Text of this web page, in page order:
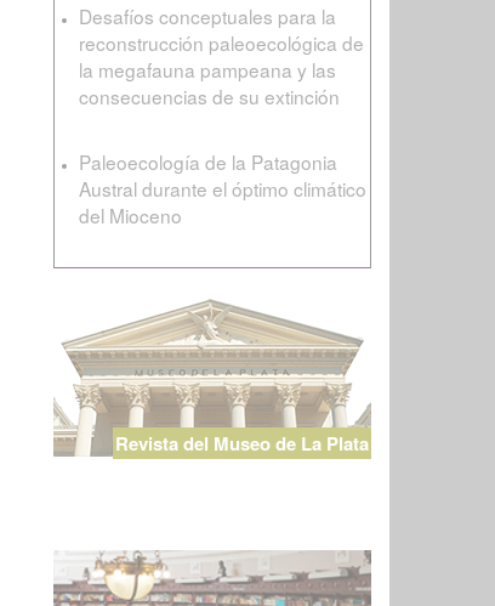
Desafíos conceptuales para la
reconstrucción paleoecológica de
la megafauna pampeana y las
consecuencias de su extinción
Paleoecología de la Patagonia
Austral durante el óptimo climático
del Mioceno
Revista del Museo de La Plata